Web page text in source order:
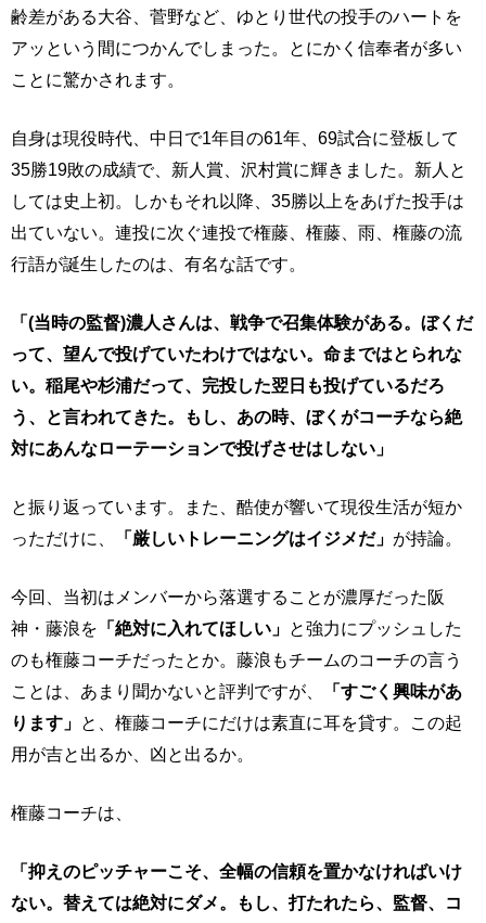
齢差がある大谷、菅野など、ゆとり世代の投手のハートを
アッという間につかんでしまった。とにかく信奉者が多い
ことに驚かされます。
自身は現役時代、中日で1年目の61年、69試合に登板して
35勝19敗の成績で、新人賞、沢村賞に輝きました。新人と
しては史上初。しかもそれ以降、35勝以上をあげた投手は
出ていない。連投に次ぐ連投で権藤、権藤、雨、権藤の流
行語が誕生したのは、有名な話です。
「(当時の監督)濃人さんは、戦争で召集体験がある。ぼくだ
って、望んで投げていたわけではない。命まではとられな
い。稲尾や杉浦だって、完投した翌日も投げているだろ
う、と言われてきた。もし、あの時、ぼくがコーチなら絶
対にあんなローテーションで投げさせはしない」
と振り返っています。また、酷使が響いて現役生活が短か
っただけに、
「厳しいトレーニングはイジメだ」 が持論。
今回、当初はメンバーから落選することが濃厚だった阪
神・藤浪を 「絶対に入れてほしい」 と強力にプッシュした
のも権藤コーチだったとか。藤浪もチームのコーチの言う
ことは、あまり聞かないと評判ですが、
「すごく興味があ
ります」 と、権藤コーチにだけは素直に耳を貸す。この起
用が吉と出るか、凶と出るか。
権藤コーチは、
「抑えのピッチャーこそ、全幅の信頼を置かなければいけ
ない。替えては絶対にダメ。もし、打たれたら、監督、コ